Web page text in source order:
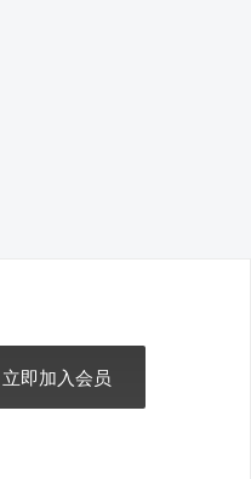
立即加入会员